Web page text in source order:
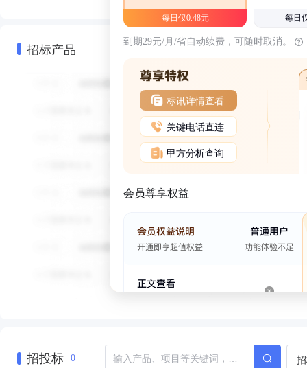
招标产品
每日仅0.48元 每日
到期29元/月/省自动续费，可随时取消。
标讯详情查看
关键电话直连
甲方分析查询
会员尊享权益
招投标 0